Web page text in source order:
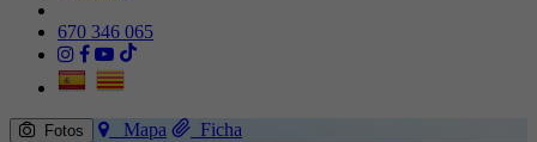
670 346 065
Fotos Mapa
Ficha